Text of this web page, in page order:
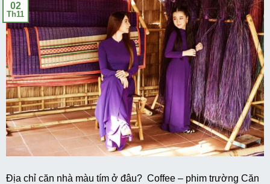
02
Th11
Địa chỉ căn nhà màu tím ở đâu? Coffee – phim trường Căn